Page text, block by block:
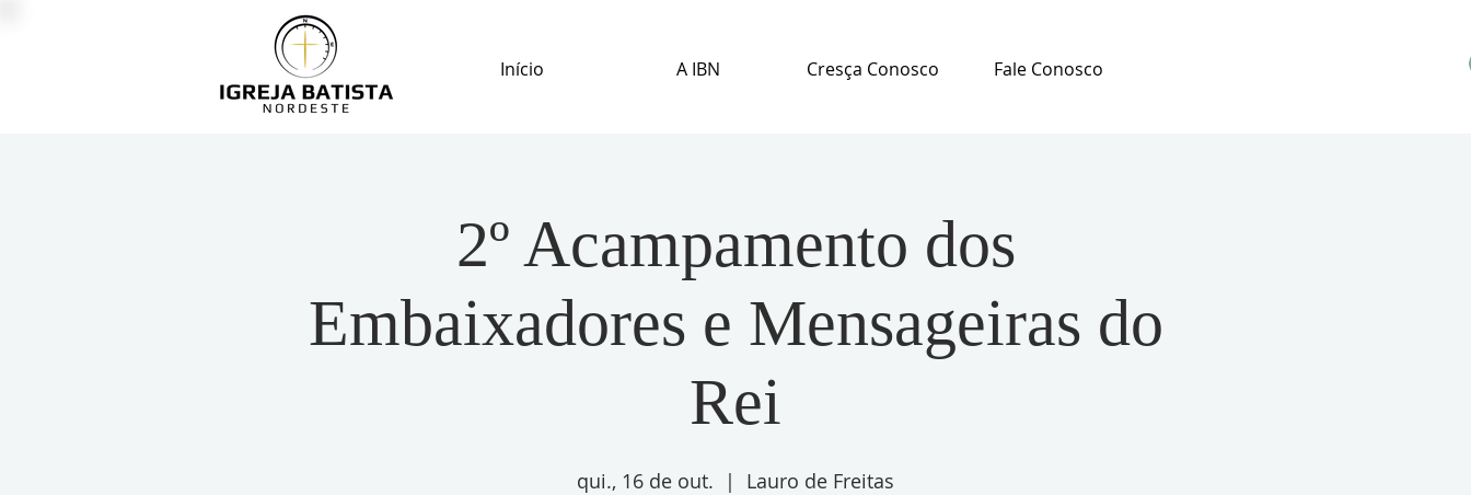
Início A IBN Cresça Conosco Fale Conosco
2º Acampamento dos
Embaixadores e Mensageiras do
Rei
qui., 16 de out.
  |
Lauro de Freitas